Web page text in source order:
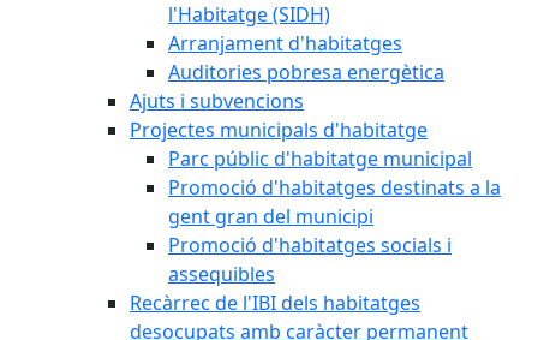
l'Habitatge (SIDH)
Arranjament d'habitatges
Auditories pobresa energètica
Ajuts i subvencions
Projectes municipals d'habitatge
Parc públic d'habitatge municipal
Promoció d'habitatges destinats a la
gent gran del municipi
Promoció d'habitatges socials i
assequibles
Recàrrec de l'IBI dels habitatges
desocupats amb caràcter permanent